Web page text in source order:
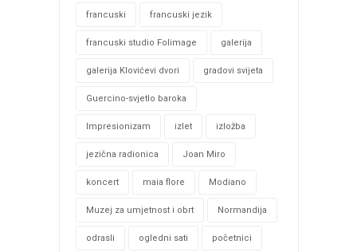
francuski francuski jezik
francuski studio Folimage galerija
galerija Klovićevi dvori gradovi svijeta
Guercino-svjetlo baroka
Impresionizam izlet izložba
jezična radionica Joan Miro
koncert maia flore Modiano
Muzej za umjetnost i obrt Normandija
odrasli ogledni sati početnici